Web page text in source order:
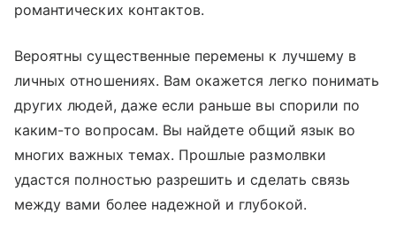
романтических контактов.
Вероятны существенные перемены к лучшему в
личных отношениях. Вам окажется легко понимать
других людей, даже если раньше вы спорили по
каким-то вопросам. Вы найдете общий язык во
многих важных темах. Прошлые размолвки
удастся полностью разрешить и сделать связь
между вами более надежной и глубокой.